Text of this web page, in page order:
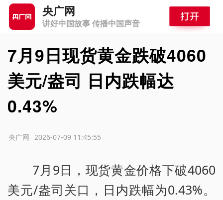
央广网
讲好中国故事 传播中国声音
7月9日现货黄金跌破4060
美元/盎司 日内跌幅达
0.43%
2026-07-09 11:45:55
央广网
7月9日，现货黄金价格下破4060
美元/盎司关口，日内跌幅为0.43%。